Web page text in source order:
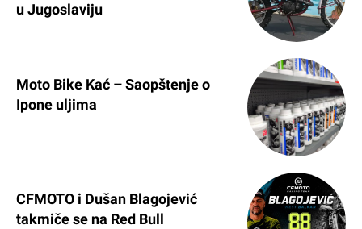
u Jugoslaviju
Moto Bike Kać – Saopštenje o
Ipone uljima
CFMOTO i Dušan Blagojević
takmiče se na Red Bull